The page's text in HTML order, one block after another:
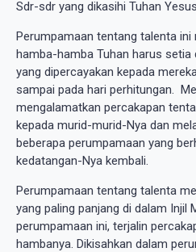
Sdr-sdr yang dikasihi Tuhan
Perumpamaan tentang talenta ini
hamba-hamba Tuhan harus setia
yang dipercayakan kepada
sampai pada hari perhitungan.
mengalamatkan percakapan
kepada murid-murid-Nya dan
beberapa perumpamaan yang
kedatangan-Nya kembali.
Perumpamaan tentang talenta
yang paling panjang di dalam Injil
perumpamaan ini, terjalin
hambanya. Dikisahkan dalam